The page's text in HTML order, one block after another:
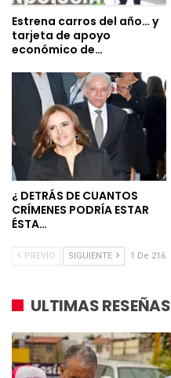
Estrena carros del año… y
tarjeta de apoyo
económico de…
¿ DETRÁS DE CUANTOS
CRÍMENES PODRÍA ESTAR
ÉSTA…
PREVIO SIGUIENTE 1 De 216
ULTIMAS RESEÑAS